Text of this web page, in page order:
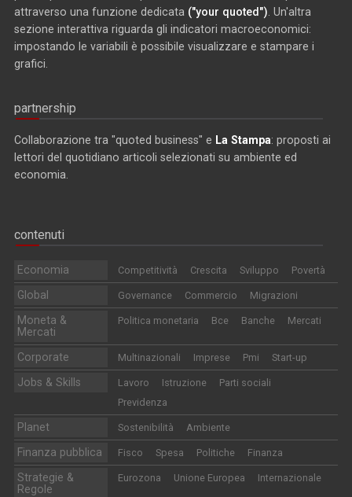
attraverso una funzione dedicata ("your quoted") . Un'altra
sezione interattiva riguarda gli indicatori macroeconomici:
impostando le variabili è possibile visualizzare e stampare i
grafici.
partnership
Collaborazione tra "quoted business" e La Stampa: proposti ai
lettori del quotidiano articoli selezionati su ambiente ed
economia.
contenuti
Economia Competitività Crescita Sviluppo Povertà
Global Governance Commercio Migrazioni
Moneta &
Mercati
Politica monetaria Bce Banche Mercati
Corporate Multinazionali Imprese Pmi Start-up
Jobs & Skills Lavoro Istruzione
Parti sociali
Previdenza
Planet Sostenibilità Ambiente
Finanza pubblica Fisco Spesa Politiche Finanza
Strategie &
Regole
Eurozona Unione Europea Internazionale